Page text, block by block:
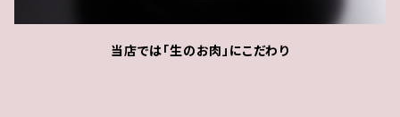
当店では「生のお肉」にこだわり